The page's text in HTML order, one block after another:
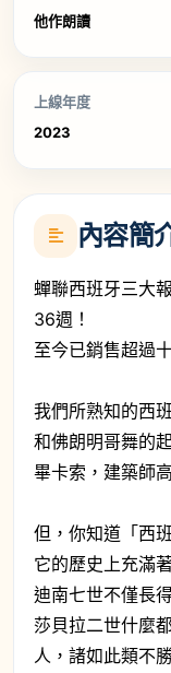
他作朗讀
上線年度
2023
內容簡
蟬聯西班牙三大
36週！
至今已銷售超過
我們所熟知的西
和佛朗明哥舞的
畢卡索，建築師
但，你知道「西
它的歷史上充滿
迪南七世不僅長
莎貝拉二世什麼
人，諸如此類不